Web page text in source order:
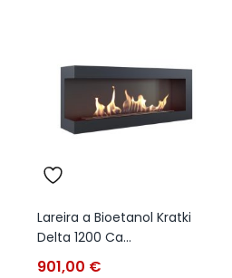
Lareira a Bioetanol Kratki
Delta 1200 Ca...
901,00 €